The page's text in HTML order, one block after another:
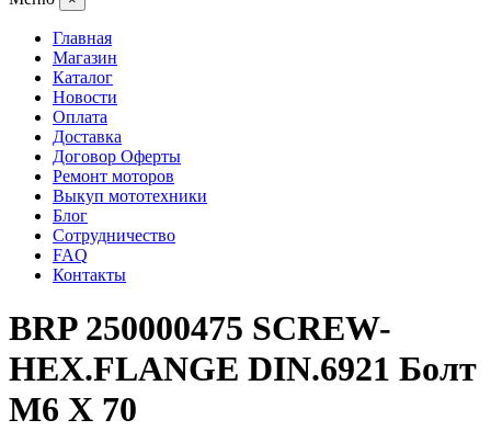
Главная
Магазин
Каталог
Новости
Оплата
Доставка
Договор Оферты
Ремонт моторов
Выкуп мототехники
Блог
Сотрудничество
FAQ
Контакты
BRP 250000475 SCREW-
HEX.FLANGE DIN.6921 Болт
M6 X 70